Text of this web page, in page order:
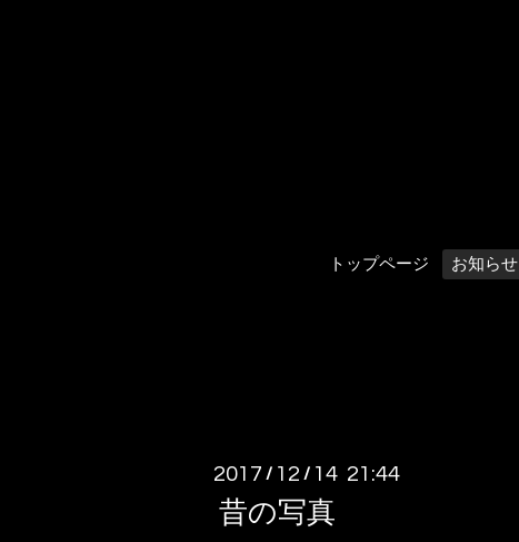
トップページ お知らせ
2017 / 12 / 14 21:44
昔の写真